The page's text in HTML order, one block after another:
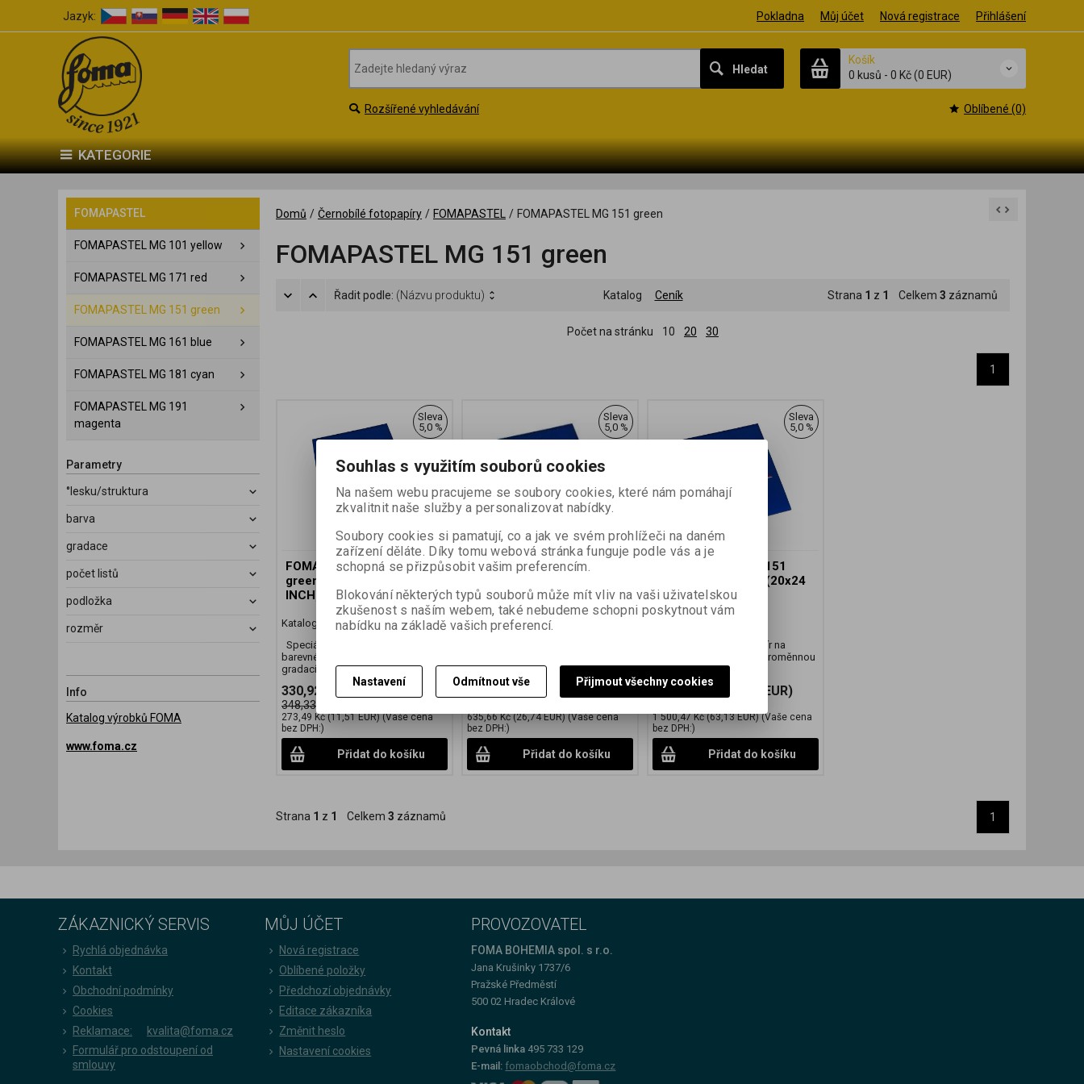
Jazyk: Pokladna Můj účet Nová registrace Přihlášení
Hledat
Košík
0 kusů - 0 Kč(0 EUR)
Rozšířené vyhledávání Oblíbené (0)
KATEGORIE
FOMAPASTEL
FOMAPASTEL MG 101 yellow
FOMAPASTEL MG 171 red
FOMAPASTEL MG 151 green
FOMAPASTEL MG 161 blue
FOMAPASTEL MG 181 cyan
FOMAPASTEL MG 191
magenta
Parametry
°lesku/struktura
barva
gradace
počet listů
podložka
rozměr
Info
Katalog výrobků FOMA
www.foma.cz
Domů / Černobílé fotopapíry / FOMAPASTEL / FOMAPASTEL MG 151 green
FOMAPASTEL MG 151 green
Řadit podle: (Názvu produktu) Katalog Ceník Strana 1 z 1 Celkem 3 záznamů
Počet na stránku 10 20 30
1
Sleva
5,0 %
FOMAPASTEL MG 151
green 20,3x25,4 CM (8x10
INCH)/10 SH.
Katalogové číslo:27500
Speciální černobílý papír na
barevné FB podložce s proměnnou
gradací
330,92 Kč (13,92 EUR)
348,33 Kč
273,49 Kč(11,51 EUR)(Vaše cena
bez DPH:)
Přidat do košíku
Sleva
5,0 %
FOMAPASTEL MG 151
(12x16 INCH)/10 SH.
Katalogové číslo:27501
gradací
769,15 Kč(32,36 EUR)
635,66 Kč(26,74 EUR)(Vaše cena
bez DPH:)
Přidat do košíku
Sleva
5,0 %
FOMAPASTEL MG 151
green 50,8x61 CM (20x24
INCH)/10 SH.
Speciální černobílý papír na
barevné FB podložce s proměnnou
gradací
1 815,57 Kč (76,38 EUR)
1 500,47 Kč(63,13 EUR)(Vaše cena
bez DPH:)
Přidat do košíku
Strana 1 z 1 Celkem 3 záznamů 1
ZÁKAZNICKÝ SERVIS
Rychlá objednávka
Kontakt
Obchodní podmínky
Cookies
Reklamace:
kvalita@foma.cz
Formulář pro odstoupení od
smlouvy
MŮJ ÚČET
Nová registrace
Oblíbené položky
Předchozí objednávky
Editace zákazníka
Změnit heslo
Nastavení cookies
PROVOZOVATEL
FOMA BOHEMIA spol. s r.o.
Jana Krušinky 1737/6
Pražské Předměstí
500 02 Hradec Králové
Kontakt
Pevná linka 495 733 129
E-mail: fomaobchod@foma.cz
Souhlas s využitím souborů cookies
Na našem webu pracujeme se soubory cookies, které nám pomáhají
zkvalitnit naše služby a personalizovat nabídky.
Soubory cookies si pamatují, co a jak ve svém prohlížeči na daném
zařízení děláte. Díky tomu webová stránka funguje podle vás a je
schopná se přizpůsobit vašim preferencím.
Blokování některých typů souborů může mít vliv na vaši uživatelskou
zkušenost s naším webem, také nebudeme schopni poskytnout vám
nabídku na základě vašich preferencí.
Nastavení Odmítnout vše Přijmout všechny cookies